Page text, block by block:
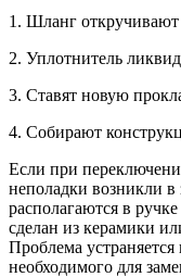
1. Шланг
2. Уплотнитель
3. Ставят новую
4. Собирают
Если при
неполадки возникли
располагаются в
сделан из керамики
Проблема
необходимого для